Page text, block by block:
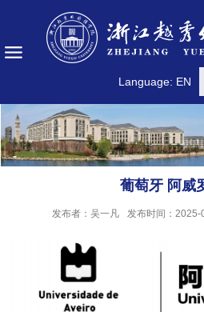
Language: EN
葡萄牙 阿威
发布者：吴一凡 发布时间：2025-